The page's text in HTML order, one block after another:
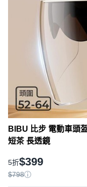
BIBU 比步 電動車頭
短茶 長透鏡
5折$399
$798